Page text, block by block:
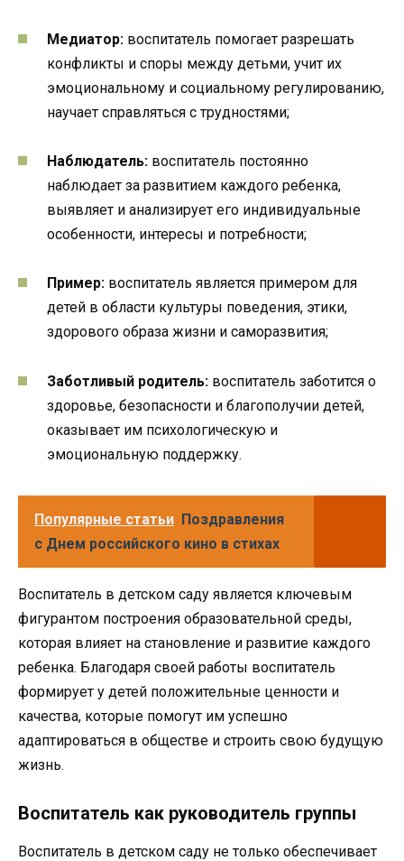
Медиатор: воспитатель помогает разрешать
конфликты и споры между детьми, учит их
эмоциональному и социальному регулированию,
научает справляться с трудностями;
Наблюдатель: воспитатель постоянно
наблюдает за развитием каждого ребенка,
выявляет и анализирует его индивидуальные
особенности, интересы и потребности;
Пример: воспитатель является примером для
детей в области культуры поведения, этики,
здорового образа жизни и саморазвития;
Заботливый родитель: воспитатель заботится о
здоровье, безопасности и благополучии детей,
оказывает им психологическую и
эмоциональную поддержку.
Популярные статьи Поздравления
с Днем российского кино в стихах
Воспитатель в детском саду является ключевым
фигурантом построения образовательной среды,
которая влияет на становление и развитие каждого
ребенка. Благодаря своей работы воспитатель
формирует у детей положительные ценности и
качества, которые помогут им успешно
адаптироваться в обществе и строить свою будущую
жизнь.
Воспитатель как руководитель группы
Воспитатель в детском саду не только обеспечивает